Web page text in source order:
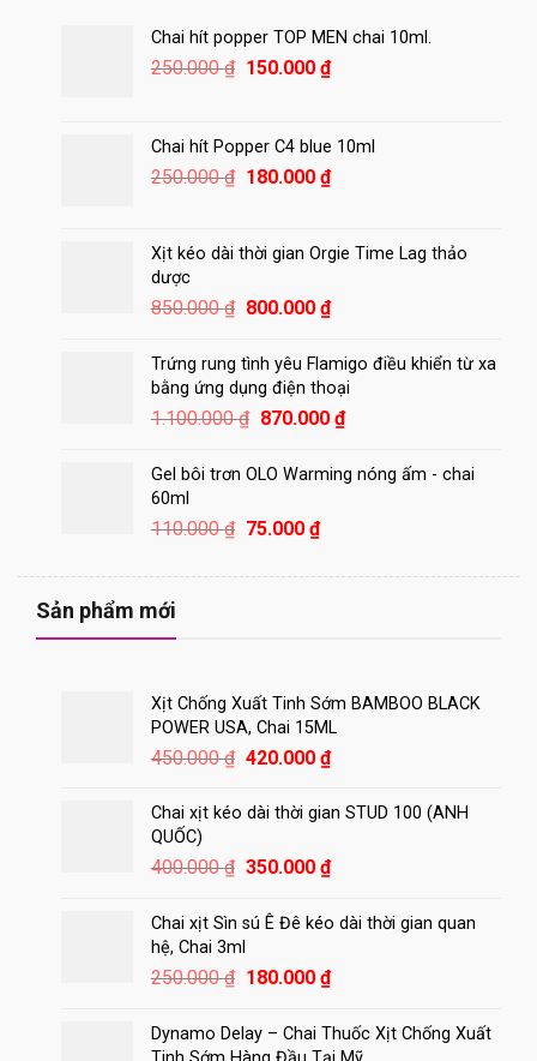
Chai hít popper TOP MEN chai 10ml.
250.000₫ Giá
250.000 ₫.
150.000 ₫Giá
là:
150.000 ₫.
Chai hít Popper C4 blue 10ml
250.000₫ Giá
250.000 ₫.
180.000 ₫Giá
là:
Xịt kéo dài thời gian Orgie Time Lag thảo
dược
850.000₫ Giá
là:
850.000 ₫.
800.000 ₫Giá
tại
là:
800.000 ₫.
Trứng rung tình yêu Flamigo điều khiển từ xa
bằng ứng dụng điện thoại
1.100.000₫ Giá
là:
870.000 ₫Giá
tại
Gel bôi trơn OLO Warming nóng ấm - chai
60ml
110.000₫ Giá
là:
75.000 ₫Giá
tại
Sản phẩm mới
Xịt Chống Xuất Tinh Sớm BAMBOO BLACK
POWER USA, Chai 15ML
450.000₫ Giá
là:
420.000 ₫Giá
tại
420.000 ₫.
Chai xịt kéo dài thời gian STUD 100 (ANH
QUỐC)
400.000₫ Giá
là:
400.000 ₫.
350.000 ₫Giá
tại
350.000 ₫.
Chai xịt Sìn sú Ê Đê kéo dài thời gian quan
hệ, Chai 3ml
250.000₫ Giá
là:
250.000 ₫.
180.000 ₫Giá
tại
là:
Dynamo Delay – Chai Thuốc Xịt Chống Xuất